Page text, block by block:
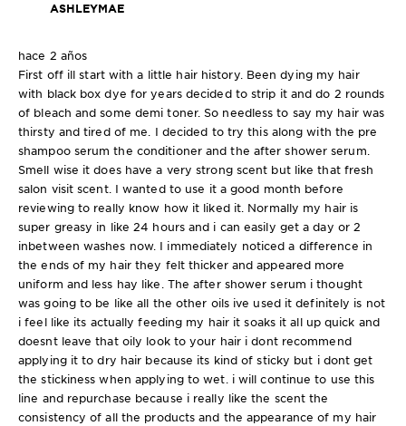
ASHLEYMAE
hace 2 años
First off ill start with a little hair history. Been dying my hair
with black box dye for years decided to strip it and do 2 rounds
of bleach and some demi toner. So needless to say my hair was
thirsty and tired of me. I decided to try this along with the pre
shampoo serum the conditioner and the after shower serum.
Smell wise it does have a very strong scent but like that fresh
salon visit scent. I wanted to use it a good month before
reviewing to really know how it liked it. Normally my hair is
super greasy in like 24 hours and i can easily get a day or 2
inbetween washes now. I immediately noticed a difference in
the ends of my hair they felt thicker and appeared more
uniform and less hay like. The after shower serum i thought
was going to be like all the other oils ive used it definitely is not
i feel like its actually feeding my hair it soaks it all up quick and
doesnt leave that oily look to your hair i dont recommend
applying it to dry hair because its kind of sticky but i dont get
the stickiness when applying to wet. i will continue to use this
line and repurchase because i really like the scent the
consistency of all the products and the appearance of my hair